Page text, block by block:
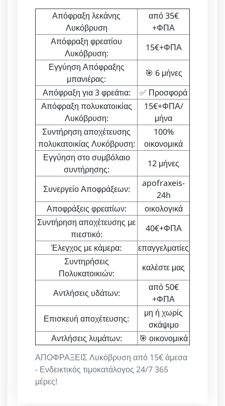
ΑΠΟΦΡΑΞΕΙΣ Λυκόβρυση από 15€ άμεσα
- Ενδεικτικός τιμοκατάλογος 24/7 365
μέρες!
Απόφραξη λεκάνης
Λυκόβρυση
από 35€
+ΦΠΑ
Απόφραξη φρεατίου
Λυκόβρυση:
15€+ΦΠΑ
Εγγύηση Απόφραξης
μπανιέρας:
🎯 6 μήνες
Απόφραξη για 3 φρεάτια:
✅ Προσφορά
Απόφραξη πολυκατοικίας
Λυκόβρυση:
15€+ΦΠΑ/
μήνα
Συντήρηση αποχέτευσης
πολυκατοικίας Λυκόβρυση:
100%
οικονομικά
Εγγύηση στο συμβόλαιο
συντήρησης:
12 μήνες
Συνεργείο Αποφράξεων:
apofraxeis-
24h
Αποφράξεις φρεατίων:
οικολογικά
Συντήρηση αποχέτευσης με
πιεστικό:
40€+ΦΠΑ
Έλεγχος με κάμερα:
επαγγελματίες
Συντηρήσεις
Πολυκατοικιών:
καλέστε μας
Αντλήσεις υδάτων:
από 50€
+ΦΠΑ
Επισκευή αποχέτευσης:
μη ή χωρίς
σκάψιμο
Αντλήσεις λυμάτων:
🎯 οικονομικά